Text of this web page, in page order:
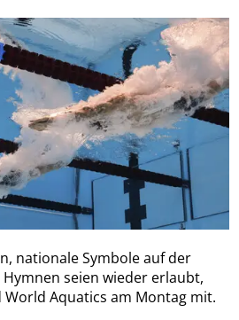
nationale Symbole auf der
seien wieder erlaubt,
Aquatics am Montag mit.